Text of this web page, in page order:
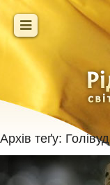
Архів теґу: Голівуд